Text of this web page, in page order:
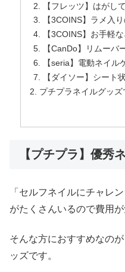
【フレッツ】はがし
【3COINS】ラメ入
【3COINS】お手軽
【CanDo】リムーバ
【seria】電動ネイル
【ダイソー】シート
プチプラネイルグッ
【プチプラ】優秀
「セルフネイルにチャレ
がたくさんいるので費用
そんな方におすすめなの
ッズです。